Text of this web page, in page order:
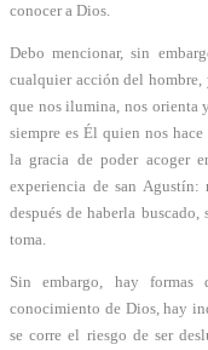
conocer a Dios.
Debo mencionar, sin
cualquier acción del
que nos ilumina, nos orienta
siempre es Él quien nos
la gracia de poder acoger
experiencia de san Agustín:
después de haberla
toma.
Sin embargo, hay
conocimiento de Dios, hay
se corre el riesgo de ser